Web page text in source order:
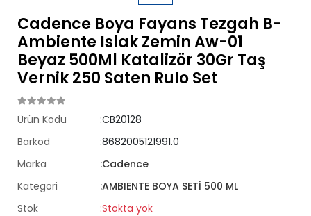
Cadence Boya Fayans Tezgah B-
Ambiente Islak Zemin Aw-01
Beyaz 500Ml Katalizör 30Gr Taş
Vernik 250 Saten Rulo Set
Ürün Kodu
:CB20128
Barkod
:8682005121991.0
Marka
:Cadence
Kategori
:AMBIENTE BOYA SETİ 500 ML
Stok
:Stokta yok